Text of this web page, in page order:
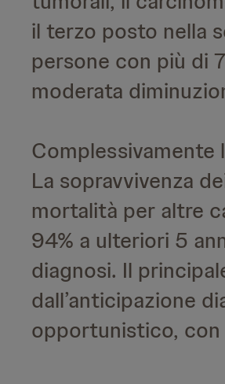
il terzo posto nella
persone con più di
moderata
Complessivamente
La sopravvivenza
mortalità per altre
94% a ulteriori 5
diagnosi. Il
dall’anticipazione
opportunistico, con